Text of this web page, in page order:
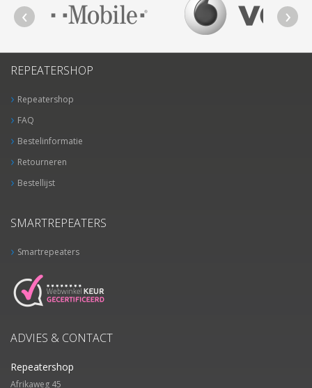
REPEATERSHOP
Repeatershop
FAQ
Bestelinformatie
Retourneren
Bestellijst
SMARTREPEATERS
Smartrepeaters
ADVIES & CONTACT
Repeatershop
Afrikaweg 45